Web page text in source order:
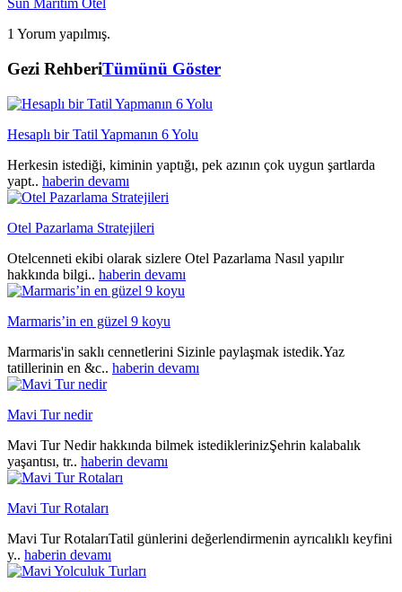
Sun Maritim Otel
1 Yorum yapılmış.
Gezi RehberiTümünü Göster
Hesaplı bir Tatil Yapmanın 6 Yolu
Herkesin istediği, kiminin yaptığı, pek azının çok uygun şartlarda
yapt.. haberin devamı
Otel Pazarlama Stratejileri
Otelcenneti ekibi olarak sizlere Otel Pazarlama Nasıl yapılır
hakkında bilgi.. haberin devamı
Marmaris’in en güzel 9 koyu
Marmaris'in saklı cennetlerini Sizinle paylaşmak istedik.Yaz
tatillerinin en &c.. haberin devamı
Mavi Tur nedir
Mavi Tur Nedir hakkında bilmek istediklerinizŞehrin kalabalık
yaşantısı, tr.. haberin devamı
Mavi Tur Rotaları
Mavi Tur RotalarıTatil günlerini değerlendirmenin ayrıcalıklı keyfini
y.. haberin devamı